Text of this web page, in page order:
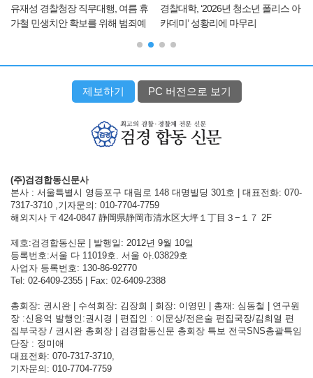
유재성 경찰청장 직무대행, 여름 휴
가철 민생치안 확보를 위해 범죄예
경찰대학, ‘2026년 청소년 폴리스 아
카데미’ 성황리에 마무리
제보하기 PC 버전으로 보기
(주)검경합동신문사
본사 : 서울특별시 영등포구 대림로 148 대명빌딩 301호 | 대표전화: 070-
7317-3710 ,기자문의: 010-7704-7759
해외지사 〒424-0847 静岡県静岡市清水区大坪１丁目３−１７ 2F
제호:검경합동신문 | 발행일: 2012년 9월 10일
등록번호:서울 다 11019호. 서울 아.03829호
사업자 등록번호: 130-86-92770
Tel: 02-6409-2355 | Fax: 02-6409-2388
총회장: 권시완 | 수석회장: 김장희 | 회장: 이영민 | 총재: 심동철 | 연구원
장 :신용억 발행인:권시경 | 편집인 : 이문상/전은술 편집국장/김희열 편
집부국장 / 권시완 총회장 | 검경합동신문 총회장 특보 전국SNS총괄특임
단장 : 정미애
대표전화: 070-7317-3710,
기자문의: 010-7704-7759